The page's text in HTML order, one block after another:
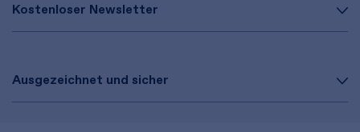
Kostenloser Newsletter
Ausgezeichnet und sicher